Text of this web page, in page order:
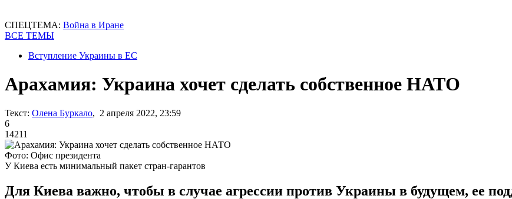
СПЕЦТЕМА: Война в Иране
ВСЕ ТЕМЫ
Вступление Украины в ЕС
Арахамия: Украина хочет сделать собственное НАТО
Текст: Олена Буркало, 2 апреля 2022, 23:59
6
14211
Фото: Офис президента
У Киева есть минимальный пакет стран-гарантов
Для Киева важно, чтобы в случае агрессии против Украины в будущем, ее